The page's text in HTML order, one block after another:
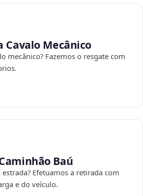
Cavalo Mecânico
mecânico? Fazemos o resgate com
Baú
Efetuamos a retirada com
e do veículo.